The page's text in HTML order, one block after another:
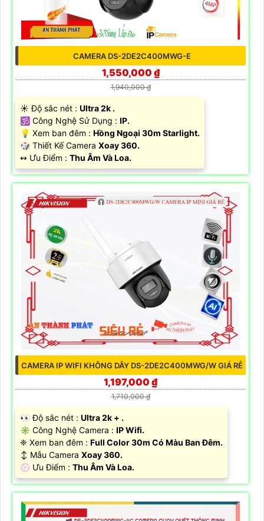
CAMERA DS-2DE2C400MWG-E
1,550,000 ₫
1,940,000 ₫
☀️ Độ sắc nét : Ultra 2k .
🕉️ Công Nghệ Sử Dụng : IP.
💡 Xem ban đêm : Hồng Ngoại 30m Starlight.
🎲 Thiết Kế Camera Xoay 360.
️↭ Ưu Điểm : Thu Âm Và Loa.
CAMERA IP WIFI KHÔNG DÂY DS-2DE2C400MWG/W GIÁ RẺ
1,197,000 ₫
1,710,000 ₫
️👀 Độ sắc nét : Ultra 2k + .
✳️ Công Nghệ Camera : IP Wifi.
❈ Xem ban đêm : Full Color 30m Có Màu Ban Ðêm.
↕️ Mẫu Camera Xoay 360.
️💮 Ưu Điểm : Thu Âm Và Loa.